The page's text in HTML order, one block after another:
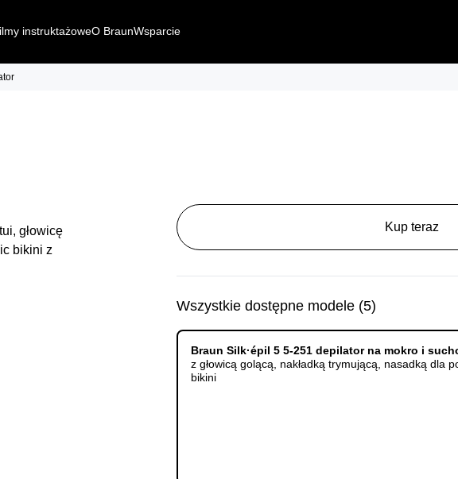
instruktażoweO BraunWsparcie
Kup teraz
Wszystkie dostępne modele(5)
Braun Silk·épil 5 5-251 depilator na mokro i
z głowicą golącą, nakładką trymującą, nasadką dla
bikini